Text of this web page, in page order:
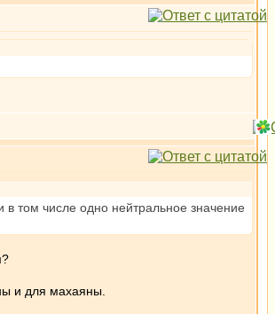
том числе одно нейтральное значение
и для махаяны.